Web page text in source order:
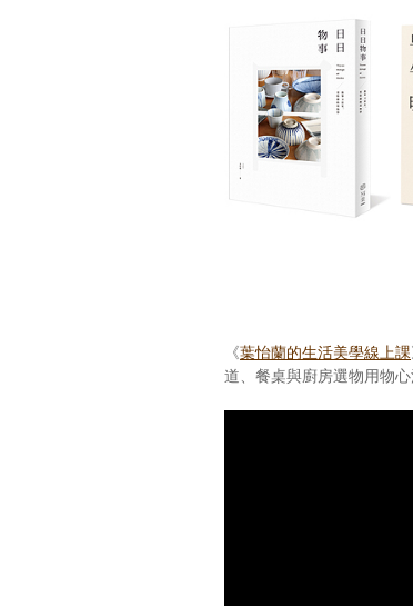
《葉怡蘭的生活美學線上課
道、餐桌與廚房選物用物